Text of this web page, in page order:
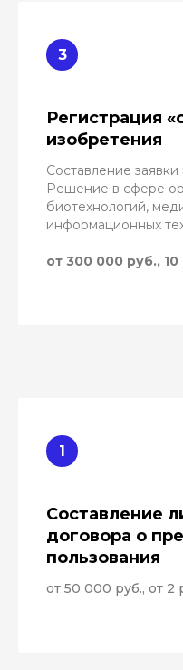
Регистрация
изобретения
Составление
Решение в сфере
биотехнологий,
информационных
от 300 000 руб.,
Составление
договора о
пользования
от 50 000 руб., от 2